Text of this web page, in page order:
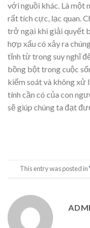
với nguồi khác. Là một
rất tích cực, lạc quan.
trở ngại khi giải quyết
hợp xấu có xảy ra
tĩnh từ trong suy nghĩ
bồng bột trong cuộc
kiểm soát và không xử
tính cần có của con
sẽ giúp chúng ta đạt
This entry was posted in